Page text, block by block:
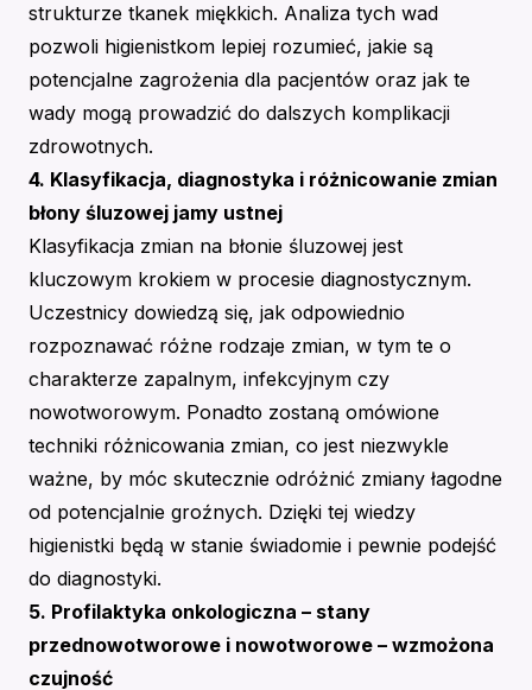
strukturze tkanek miękkich. Analiza tych wad
pozwoli higienistkom lepiej rozumieć, jakie są
potencjalne zagrożenia dla pacjentów oraz jak te
wady mogą prowadzić do dalszych komplikacji
zdrowotnych.
4. Klasyfikacja, diagnostyka i różnicowanie zmian
błony śluzowej jamy ustnej
Klasyfikacja zmian na błonie śluzowej jest
kluczowym krokiem w procesie diagnostycznym.
Uczestnicy dowiedzą się, jak odpowiednio
rozpoznawać różne rodzaje zmian, w tym te o
charakterze zapalnym, infekcyjnym czy
nowotworowym. Ponadto zostaną omówione
techniki różnicowania zmian, co jest niezwykle
ważne, by móc skutecznie odróżnić zmiany łagodne
od potencjalnie groźnych. Dzięki tej wiedzy
higienistki będą w stanie świadomie i pewnie podejść
do diagnostyki.
5. Profilaktyka onkologiczna – stany
przednowotworowe i nowotworowe – wzmożona
czujność